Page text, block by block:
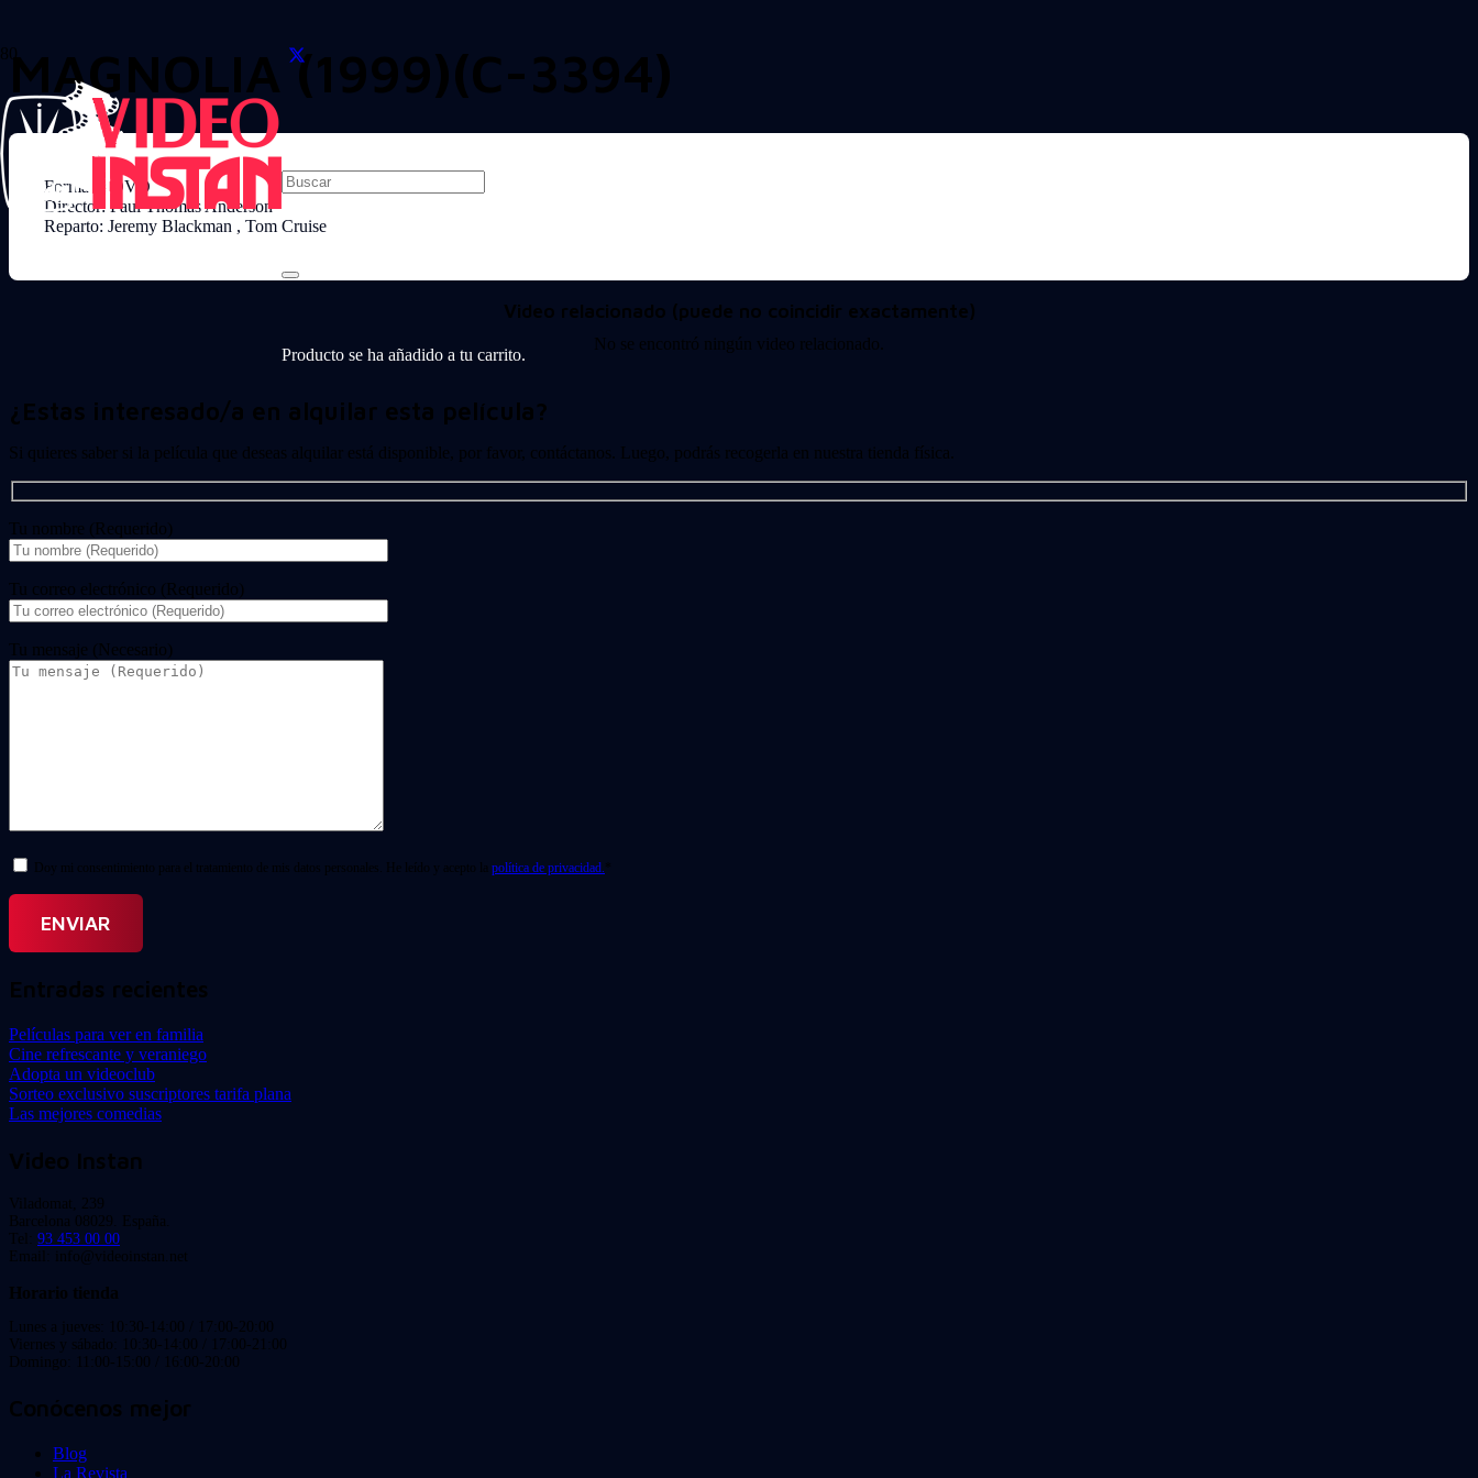
Producto se ha añadido a tu carrito.
MAGNOLIA (1999)(C-3394)
Formato: DVD
Director: Paul Thomas Anderson
Reparto: Jeremy Blackman , Tom Cruise
Video relacionado (puede no coincidir exactamente)
No se encontró ningún video relacionado.
¿Estas interesado/a en alquilar esta película?
Si quieres saber si la película que deseas alquilar está disponible, por favor, contáctanos. Luego, podrás recogerla en nuestra tienda física.
Tu nombre (Requerido)
Tu correo electrónico (Requerido)
Tu mensaje (Necesario)
Doy mi consentimiento para el tratamiento de mis datos personales. He leído y acepto la política de privacidad. *
Entradas recientes
Películas para ver en familia
Cine refrescante y veraniego
Adopta un videoclub
Sorteo exclusivo suscriptores tarifa plana
Las mejores comedias
Video Instan
Viladomat, 239
Barcelona 08029. España.
Tel: 93 453 00 00
Email: info@videoinstan.net
Horario tienda
Lunes a jueves: 10:30-14:00 / 17:00-20:00
Viernes y sábado: 10:30-14:00 / 17:00-21:00
Domingo: 11:00-15:00 / 16:00-20:00
Conócenos mejor
Blog
La Revista